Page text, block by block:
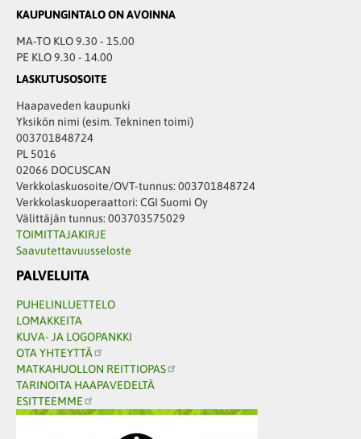
KAUPUNGINTALO ON AVOINNA
MA-TO KLO 9.30 - 15.00
PE KLO 9.30 - 14.00
LASKUTUSOSOITE
Haapaveden kaupunki
Yksikön nimi (esim. Tekninen toimi)
003701848724
PL 5016
02066 DOCUSCAN
Verkkolaskuosoite/OVT-tunnus: 003701848724
Verkkolaskuoperaattori: CGI Suomi Oy
Välittäjän tunnus: 003703575029
TOIMITTAJAKIRJE
Saavutettavuusseloste
PALVELUITA
PUHELINLUETTELO
LOMAKKEITA
KUVA- JA LOGOPANKKI
OTA YHTEYTTÄ
MATKAHUOLLON REITTIOPAS
TARINOITA HAAPAVEDELTÄ
ESITTEEMME